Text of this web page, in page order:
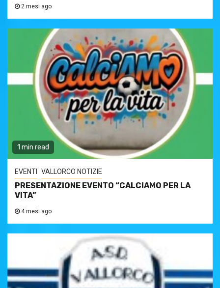
2 mesi ago
1 min read
EVENTI VALLORCO NOTIZIE
PRESENTAZIONE EVENTO “CALCIAMO PER LA
VITA”
4 mesi ago